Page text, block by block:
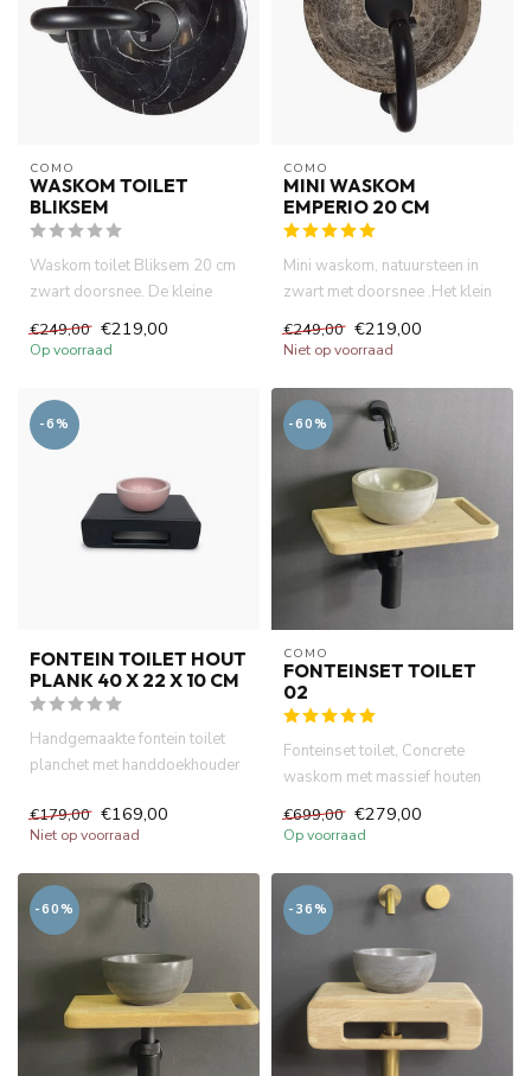
COMO
WASKOM TOILET
BLIKSEM
Waskom toilet Bliksem 20 cm
zwart doorsnee. De kleine
€249,00 €219,00
Op voorraad
COMO
MINI WASKOM
EMPERIO 20 CM
Mini waskom, natuursteen in
zwart met doorsnee .Het klein
€249,00 €219,00
Niet op voorraad
-6%
FONTEIN TOILET HOUT
PLANK 40 X 22 X 10 CM
Handgemaakte fontein toilet
planchet met handdoekhouder
€179,00 €169,00
Niet op voorraad
-60%
COMO
FONTEINSET TOILET
02
Fonteinset toilet, Concrete
waskom met massief houten
€699,00 €279,00
Op voorraad
-60% -36%